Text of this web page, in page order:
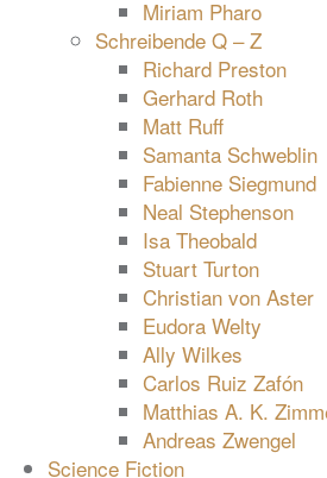
Miriam Pharo
Schreibende Q – Z
Richard Preston
Gerhard Roth
Matt Ruff
Samanta Schweblin
Fabienne Siegmund
Neal Stephenson
Isa Theobald
Stuart Turton
Christian von Aster
Eudora Welty
Ally Wilkes
Carlos Ruiz Zafón
Matthias A. K.
Andreas Zwengel
Science Fiction